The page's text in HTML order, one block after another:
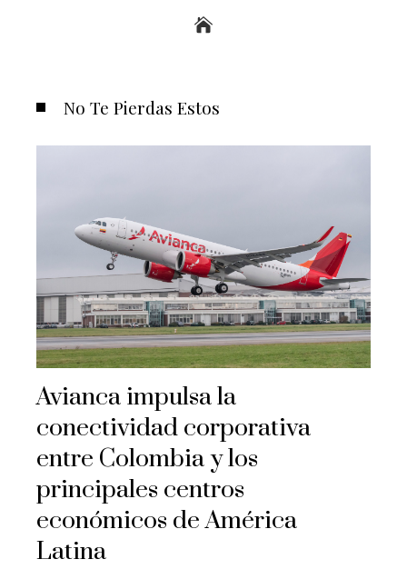
No Te Pierdas Estos
Avianca impulsa la
conectividad corporativa
entre Colombia y los
principales centros
económicos de América
Latina